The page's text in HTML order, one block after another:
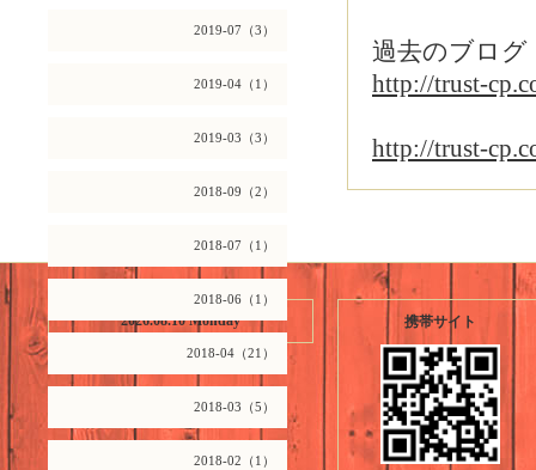
2019-07（3）
2019-04（1）
2019-03（3）
2018-09（2）
2018-07（1）
2018-06（1）
2018-04（21）
2018-03（5）
2018-02（1）
過去のブログ
http://trust-
http://trust-
2026.08.10 Monday 携帯サイト